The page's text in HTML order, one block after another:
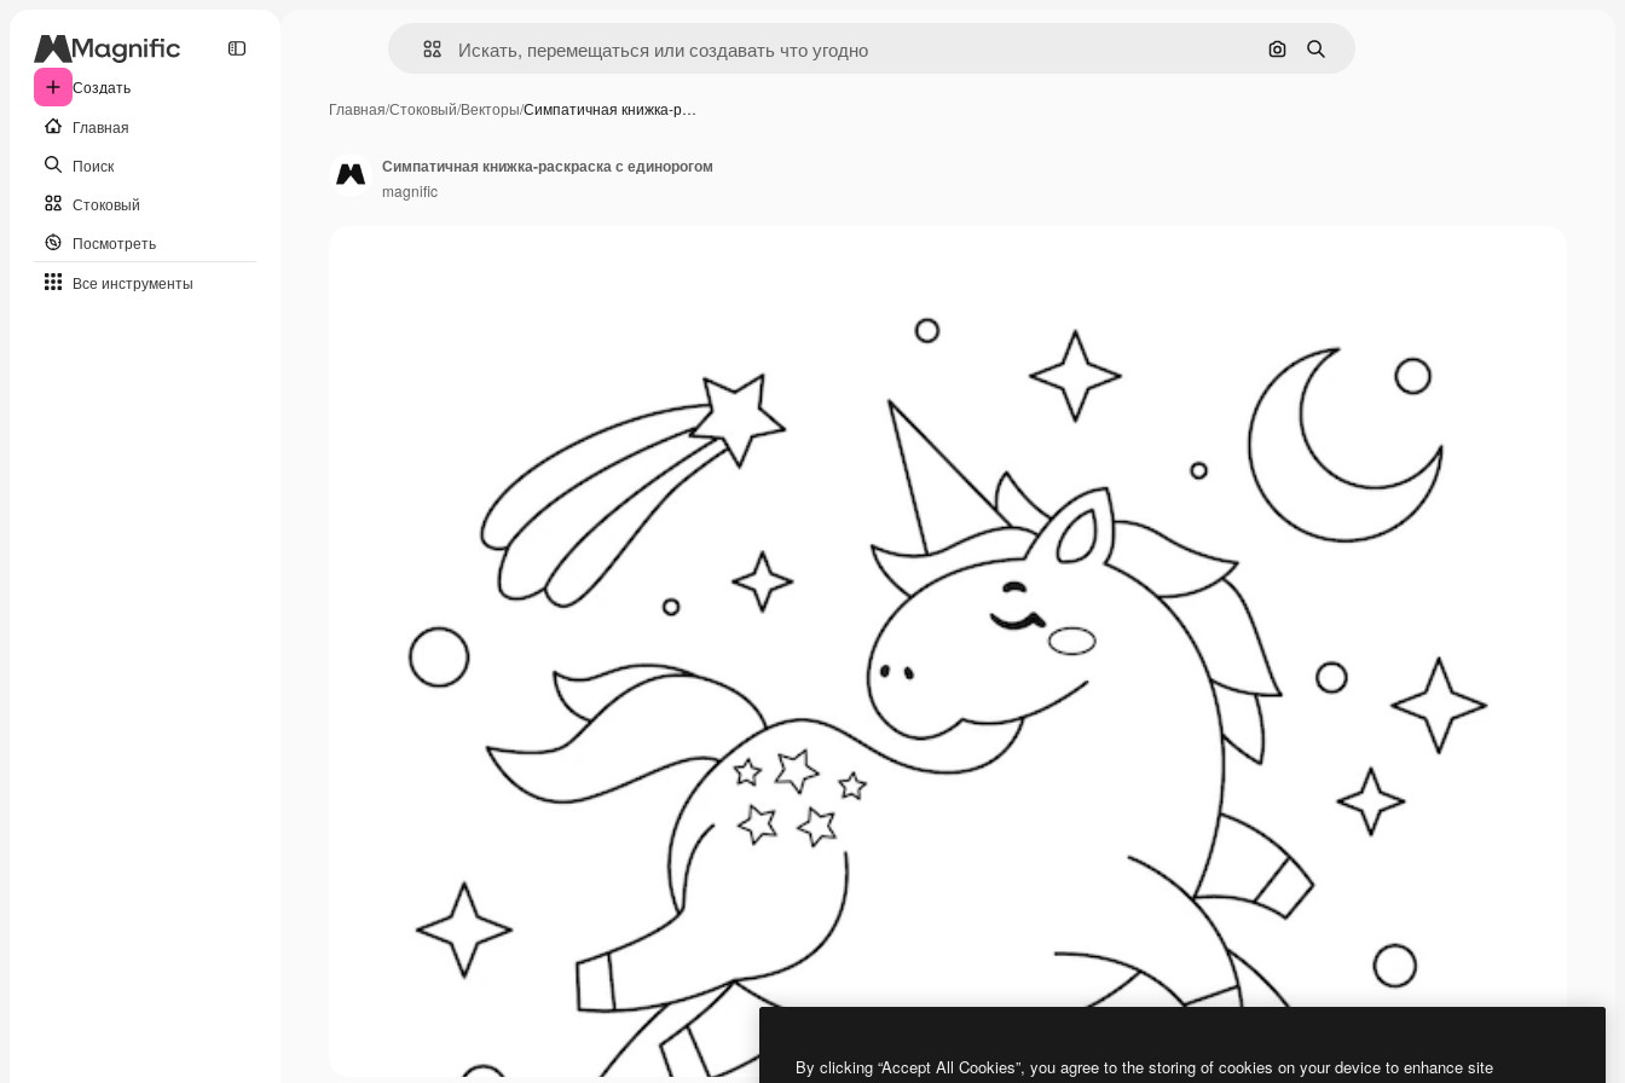
Создать
Главная
Поиск
Стоковый
Посмотреть
Все инструменты
Поиск по изображению
Поиск
Главная/Стоковый/Векторы/Симпатичная книжка-р…
Симпатичная книжка-раскраска с единорогом
magnific
By clicking “Accept All Cookies”, you agree to the storing of cookies on your device to enhance site